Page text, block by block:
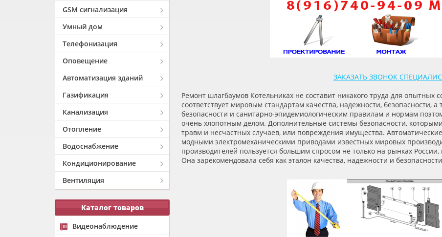
GSM сигнализация
Умный дом
Телефонизация
Оповещение
Автоматизация зданий
Газификация
Канализация
Отопление
Водоснабжение
Кондиционирование
Вентиляция
Каталог товаров
Видеонаблюдение
ЗАКАЗАТЬ ЗВОНОК
Ремонт шлагбаумов Котельниках не составит никакого труда для
соответствует мировым стандартам качества, надежности, безопасности,
безопасности и санитарно-эпидемиологическим правилам и нормам
очень хлопотным делом. Дополнительные системы безопасности,
травм и несчастных случаев, или повреждения имущества.
модными электромеханическими приводами известных мировых
производителей пользуется большим спросом не только на рынках
Она зарекомендовала себя как эталон качества, надежности и